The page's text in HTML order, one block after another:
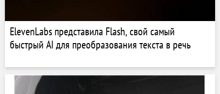
ElevenLabs представила Flash, свой самый
быстрый AI для преобразования текста в речь